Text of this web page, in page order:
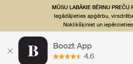
MŪSU LABĀKIE BĒRNU PREČU
Iegādājieties apģērbu,
Noklikšķiniet un
Boozt App
4.6